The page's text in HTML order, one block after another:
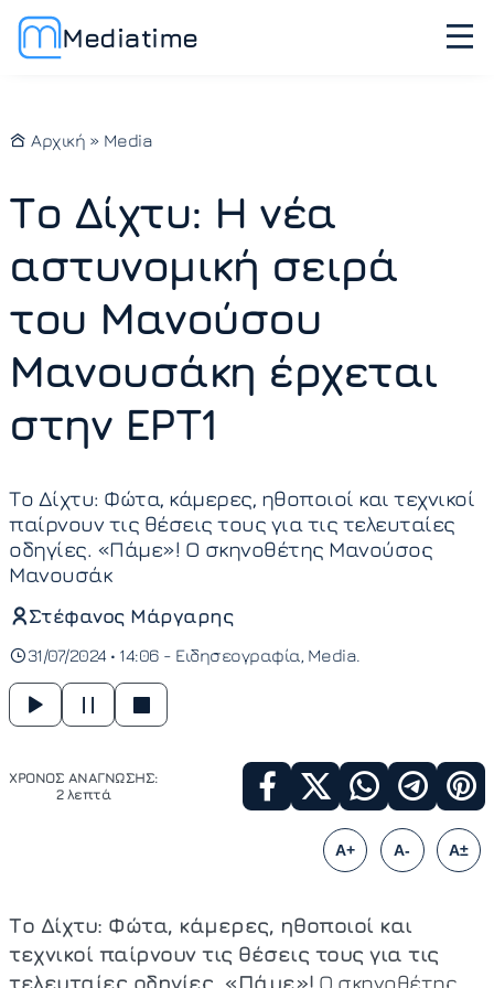
Mediatime
Αρχική » Media
Το Δίχτυ: Η νέα
αστυνομική σειρά
του Μανούσου
Μανουσάκη έρχεται
στην ΕΡΤ1
Το Δίχτυ: Φώτα, κάμερες, ηθοποιοί και τεχνικοί
παίρνουν τις θέσεις τους για τις τελευταίες
οδηγίες. «Πάμε»! Ο σκηνοθέτης Μανούσος
Μανουσάκ
Στέφανος Μάργαρης
31/07/2024 • 14:06 - Ειδησεογραφία Media
ΧΡΟΝΟΣ ΑΝΑΓΝΩΣΗΣ:
2 λεπτά
A+ A- A±
Το Δίχτυ: Φώτα, κάμερες, ηθοποιοί και
τεχνικοί παίρνουν τις θέσεις τους για τις
τελευταίες οδηγίες. «Πάμε»! Ο σκηνοθέτης